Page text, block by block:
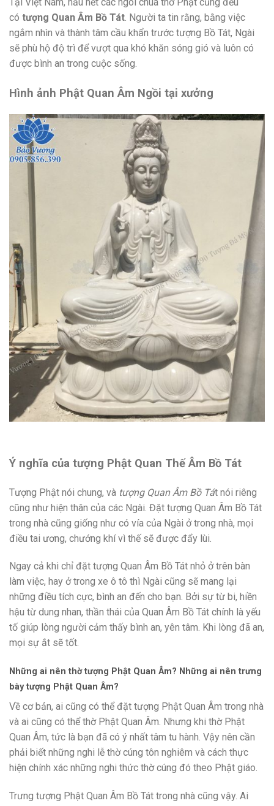
có tượng Quan Âm Bồ Tát. Người ta tin rằng, bằng việc
ngắm nhìn và thành tâm cầu khẩn trước tượng Bồ Tát, Ngài
sẽ phù hộ độ trì để vượt qua khó khăn sóng gió và luôn có
được bình an trong cuộc sống.
Hình ảnh Phật Quan Âm Ngồi tại xưởng
Ý nghĩa của tượng Phật Quan Thế Âm Bồ Tát
Tượng Phật nói chung, và tượng Quan Âm Bồ Tát nói riêng
cũng như hiện thân của các Ngài. Đặt tượng Quan Âm Bồ Tát
trong nhà cũng giống như có vía của Ngài ở trong nhà, mọi
điều tai ương, chướng khí vì thế sẽ được đẩy lùi.
Ngay cả khi chỉ đặt tượng Quan Âm Bồ Tát nhỏ ở trên bàn
làm việc, hay ở trong xe ô tô thì Ngài cũng sẽ mang lại
những điều tích cực, bình an đến cho bạn. Bởi sự từ bi, hiền
hậu từ dung nhan, thần thái của Quan Âm Bồ Tát chính là yếu
tố giúp lòng người cảm thấy bình an, yên tâm. Khi lòng đã an,
mọi sự ắt sẽ tốt.
Những ai nên thờ tượng Phật Quan Âm? Những ai nên trưng
bày tượng Phật Quan Âm?
Về cơ bản, ai cũng có thể đặt tượng Phật Quan Âm trong nhà
và ai cũng có thể thờ Phật Quan Âm. Nhưng khi thờ Phật
Quan Âm, tức là bạn đã có ý nhất tâm tu hành. Vậy nên cần
phải biết những nghi lễ thờ cúng tôn nghiêm và cách thực
hiện chính xác những nghi thức thờ cúng đó theo Phật giáo.
Trưng tượng Phật Quan Âm Bồ Tát trong nhà cũng vậy. Ai